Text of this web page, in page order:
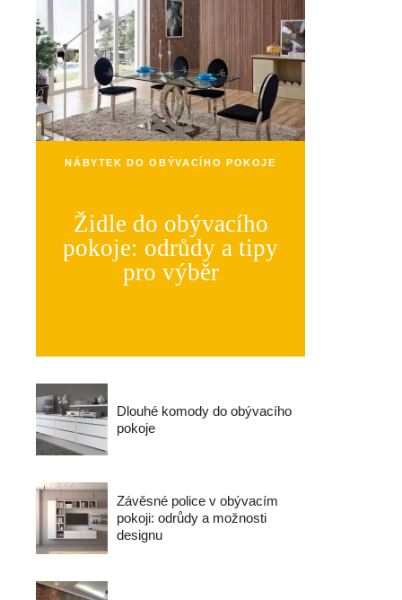
NÁBYTEK DO OBÝVACÍHO POKOJE
Židle do obývacího
pokoje: odrůdy a tipy
pro výběr
Dlouhé komody do obývacího
pokoje
Závěsné police v obývacím
pokoji: odrůdy a možnosti
designu